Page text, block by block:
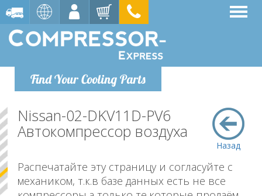
Find Your Cooling Parts
Назад
Nissan-02-DKV11D-PV6
Автокомпрессор воздуха
Распечатайте эту страницу и согласуйте с
механиком, т.к.в базе данных есть не все